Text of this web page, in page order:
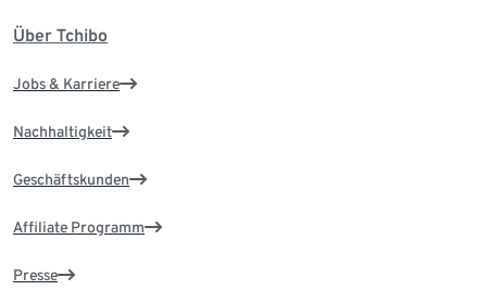
Über Tchibo
Jobs & Karriere
Nachhaltigkeit
Geschäftskunden
Affiliate Programm
Presse